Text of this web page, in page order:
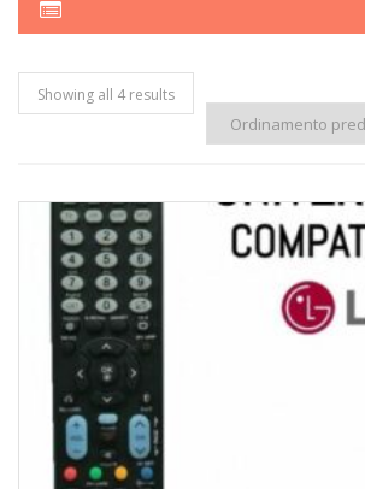
Showing all 4 results